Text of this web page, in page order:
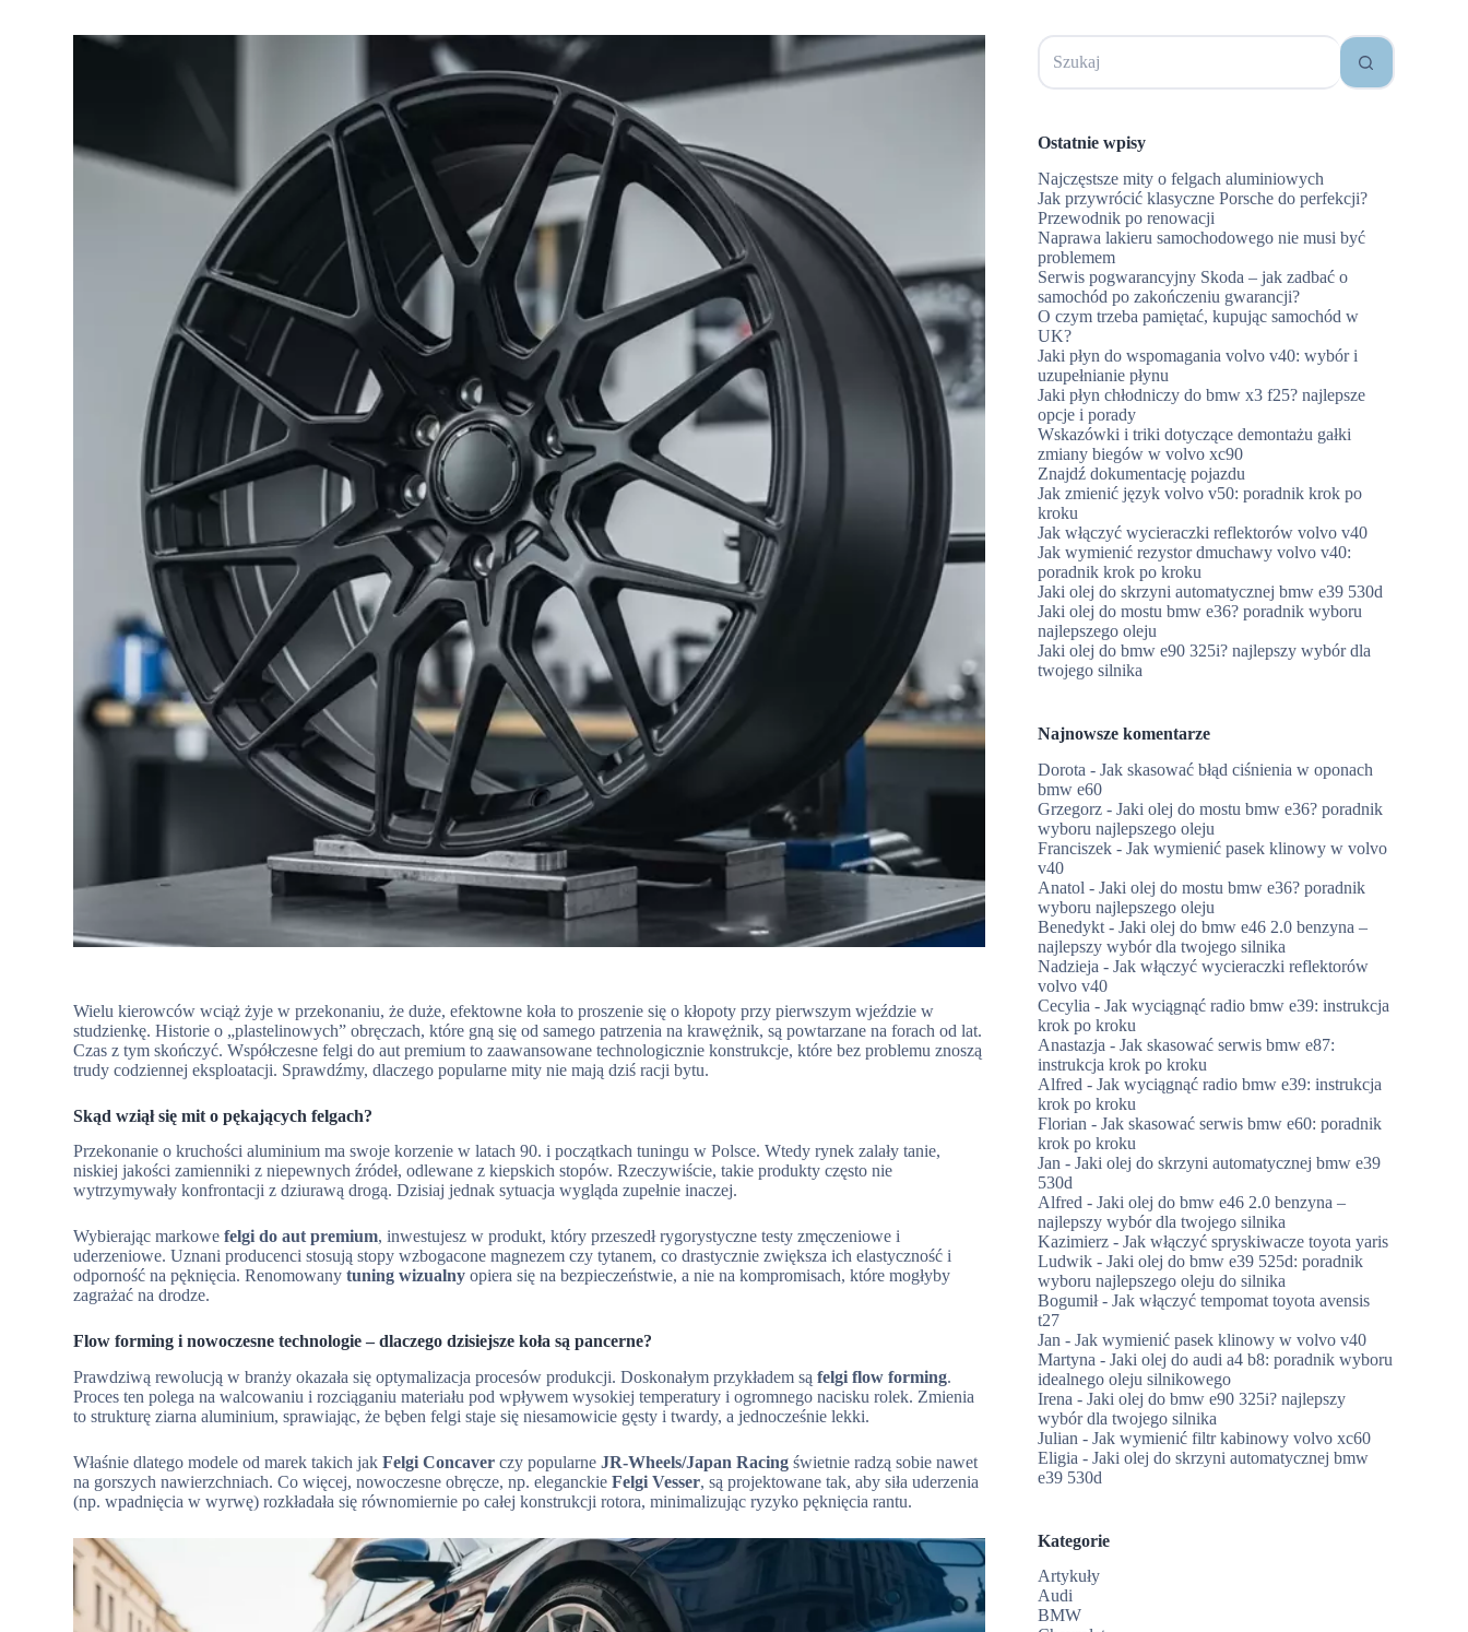
Wielu kierowców wciąż żyje w przekonaniu, że duże, efektowne koła to proszenie się o kłopoty przy pierwszym wjeździe w
studzienkę. Historie o „plastelinowych” obręczach, które gną się od samego patrzenia na krawężnik, są powtarzane na forach od lat.
Czas z tym skończyć. Współczesne felgi do aut premium to zaawansowane technologicznie konstrukcje, które bez problemu znoszą
trudy codziennej eksploatacji. Sprawdźmy, dlaczego popularne mity nie mają dziś racji bytu.
Skąd wziął się mit o pękających felgach?
Przekonanie o kruchości aluminium ma swoje korzenie w latach 90. i początkach tuningu w Polsce. Wtedy rynek zalały tanie,
niskiej jakości zamienniki z niepewnych źródeł, odlewane z kiepskich stopów. Rzeczywiście, takie produkty często nie
wytrzymywały konfrontacji z dziurawą drogą. Dzisiaj jednak sytuacja wygląda zupełnie inaczej.
Wybierając markowefelgi do aut premium, inwestujesz w produkt, który przeszedł rygorystyczne testy zmęczeniowe i
uderzeniowe. Uznani producenci stosują stopy wzbogacone magnezem czy tytanem, co drastycznie zwiększa ich elastyczność i
odporność na pęknięcia. Renomowanytuning wizualny opiera się na bezpieczeństwie, a nie na kompromisach, które mogłyby
zagrażać na drodze.
Flow forming i nowoczesne technologie – dlaczego dzisiejsze koła są pancerne?
Prawdziwą rewolucją w branży okazała się optymalizacja procesów produkcji. Doskonałym przykładem sąfelgi flow forming.
Proces ten polega na walcowaniu i rozciąganiu materiału pod wpływem wysokiej temperatury i ogromnego nacisku rolek. Zmienia
to strukturę ziarna aluminium, sprawiając, że bęben felgi staje się niesamowicie gęsty i twardy, a jednocześnie lekki.
Właśnie dlatego modele od marek takich jakFelgi Concaver czy popularneJR-Wheels/Japan Racing świetnie radzą sobie nawet
na gorszych nawierzchniach. Co więcej, nowoczesne obręcze, np. eleganckieFelgi Vesser, są projektowane tak, aby siła uderzenia
(np. wpadnięcia w wyrwę) rozkładała się równomiernie po całej konstrukcji rotora, minimalizując ryzyko pęknięcia rantu.
Brak
wyników
Ostatnie wpisy
Najczęstsze mity o felgach aluminiowych
Jak przywrócić klasyczne Porsche do perfekcji?
Przewodnik po renowacji
Naprawa lakieru samochodowego nie musi być
problemem
Serwis pogwarancyjny Skoda – jak zadbać o
samochód po zakończeniu gwarancji?
O czym trzeba pamiętać, kupując samochód w
UK?
Jaki płyn do wspomagania volvo v40: wybór i
uzupełnianie płynu
Jaki płyn chłodniczy do bmw x3 f25? najlepsze
opcje i porady
Wskazówki i triki dotyczące demontażu gałki
zmiany biegów w volvo xc90
Znajdź dokumentację pojazdu
Jak zmienić język volvo v50: poradnik krok po
kroku
Jak włączyć wycieraczki reflektorów volvo v40
Jak wymienić rezystor dmuchawy volvo v40:
poradnik krok po kroku
Jaki olej do skrzyni automatycznej bmw e39 530d
Jaki olej do mostu bmw e36? poradnik wyboru
najlepszego oleju
Jaki olej do bmw e90 325i? najlepszy wybór dla
twojego silnika
Najnowsze komentarze
Dorota -Jak skasować błąd ciśnienia w oponach
bmw e60
Grzegorz -Jaki olej do mostu bmw e36? poradnik
wyboru najlepszego oleju
Franciszek -Jak wymienić pasek klinowy w volvo
v40
Anatol -Jaki olej do mostu bmw e36? poradnik
wyboru najlepszego oleju
Benedykt -Jaki olej do bmw e46 2.0 benzyna –
najlepszy wybór dla twojego silnika
Nadzieja -Jak włączyć wycieraczki reflektorów
volvo v40
Cecylia -Jak wyciągnąć radio bmw e39: instrukcja
krok po kroku
Anastazja -Jak skasować serwis bmw e87:
instrukcja krok po kroku
Alfred -Jak wyciągnąć radio bmw e39: instrukcja
krok po kroku
Florian -Jak skasować serwis bmw e60: poradnik
krok po kroku
Jan -Jaki olej do skrzyni automatycznej bmw e39
530d
Alfred -Jaki olej do bmw e46 2.0 benzyna –
najlepszy wybór dla twojego silnika
Kazimierz -Jak włączyć spryskiwacze toyota yaris
Ludwik -Jaki olej do bmw e39 525d: poradnik
wyboru najlepszego oleju do silnika
Bogumił-Jak włączyć tempomat toyota avensis
t27
Jan -Jak wymienić pasek klinowy w volvo v40
Martyna -Jaki olej do audi a4 b8: poradnik wyboru
idealnego oleju silnikowego
Irena -Jaki olej do bmw e90 325i? najlepszy
wybór dla twojego silnika
Julian -Jak wymienić filtr kabinowy volvo xc60
Eligia -Jaki olej do skrzyni automatycznej bmw
e39 530d
Kategorie
Artykuły
Audi
BMW